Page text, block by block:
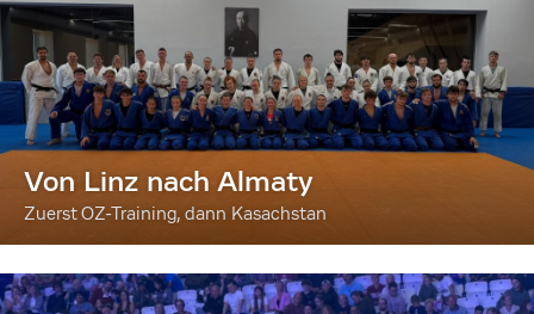
Von Linz nach Almaty
Zuerst OZ-Training, dann Kasachstan